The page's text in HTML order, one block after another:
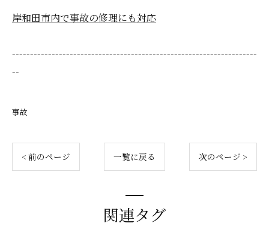
岸和田市内で事故の修理にも対応
--------------------------------------------------------------------
--
事故
< 前のページ 一覧に戻る 次のページ >
関連タグ